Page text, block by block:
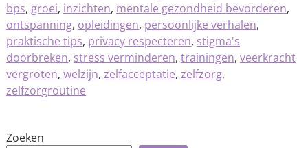
bps, groei, inzichten, mentale gezondheid bevorderen,
ontspanning, opleidingen, persoonlijke verhalen,
praktische tips, privacy respecteren, stigma's
doorbreken, stress verminderen, trainingen, veerkracht
vergroten, welzijn, zelfacceptatie, zelfzorg,
zelfzorgroutine
Zoeken